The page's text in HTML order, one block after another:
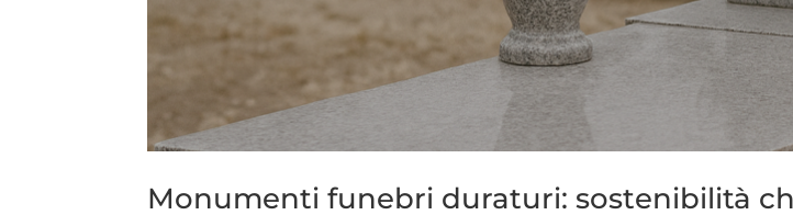
Monumenti funebri duraturi: sostenibilità